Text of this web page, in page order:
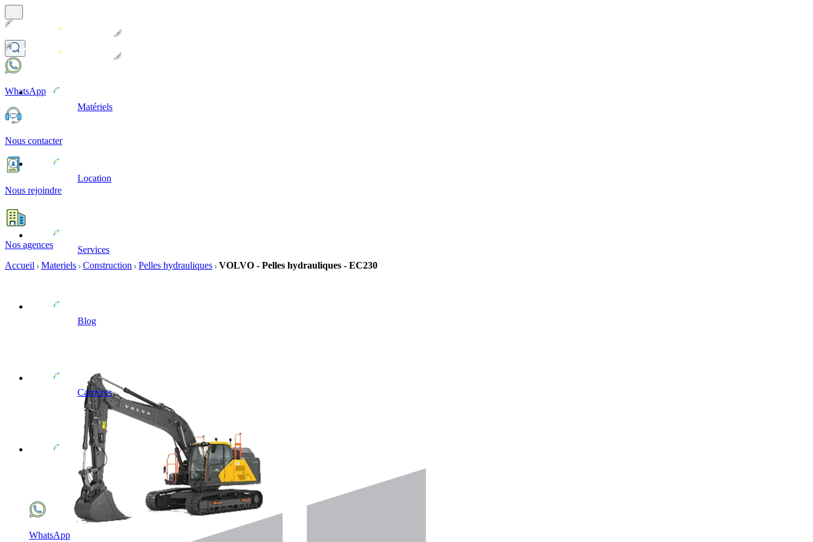
Matériels
Location
Services
Blog
Carrières
WhatsApp
WhatsApp
Nous contacter
Nous rejoindre
Nos agences
Accueil
Materiels Construction Pelles hydrauliques VOLVO - Pelles hydrauliques - EC230